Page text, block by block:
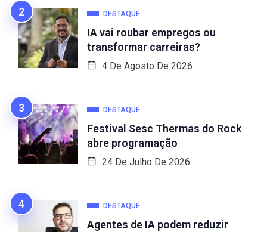
DESTAQUE
IA vai roubar empregos ou
transformar carreiras?
4 De Agosto De 2026
DESTAQUE
Festival Sesc Thermas do Rock
abre programação
24 De Julho De 2026
DESTAQUE
Agentes de IA podem reduzir